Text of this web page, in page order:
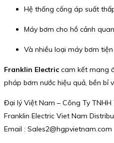
Hệ thống cống áp suất
Máy bơm cho hồ cảnh
Và nhiều loại máy bơm
Franklin Electric cam kết mang
pháp bơm nước hiệu quả, bền bỉ
Đại lý Việt Nam – Công Ty TNHH
Franklin Electric Viet Nam
Email : Sales2@hgpvietnam.com